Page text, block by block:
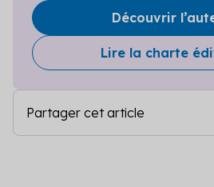
Découvrir
Lire la charte
Partager cet article